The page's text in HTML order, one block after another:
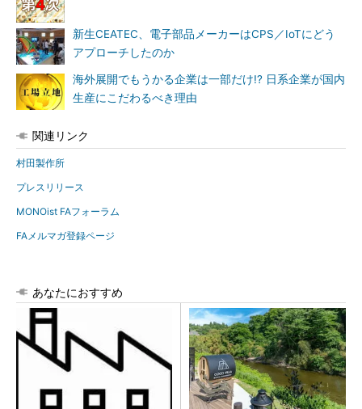
新生CEATEC、電子部品メーカーはCPS／IoTにどう
アプローチしたのか
海外展開でもうかる企業は一部だけ!? 日系企業が国内
生産にこだわるべき理由
関連リンク
村田製作所
プレスリリース
MONOist FAフォーラム
FAメルマガ登録ページ
あなたにおすすめ